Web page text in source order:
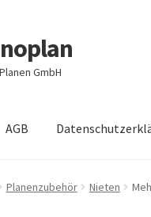
GmbH
AGB
Datenschutzerklärung
Planenzubehör Nieten